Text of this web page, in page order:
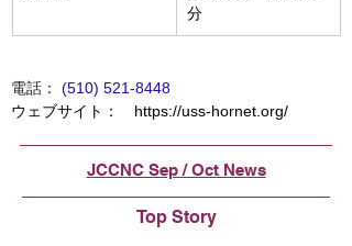
分
電話 ： (510) 521-8448
ウェブサイト： https://uss-hornet.org/
JCCNC Sep / Oct News
Top Story